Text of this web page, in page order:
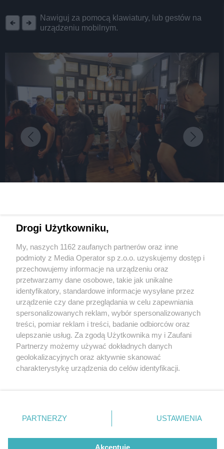
Nawiguj za pomocą klawiatury, lub gestów na
urządzeniu mobilnym.
Śląskich powstała nowa galeria
5 / 8
Industrial GUT "ajza projekt"
Wydawca mediów lokalnych
Nie zapomnij
zapoznać się z:
polityką prywatności regulamin korzystania z portali
Twojemiasto
Piekary Śląskie
Chorzów
Tarnowskie Góry
Gliwice
Skontakuj sięz nami
Kontakt
Wydawca
Redakcja
Drogi Użytkowniku,
My, naszych 1162 zaufanych partnerów oraz inne
podmioty z Media Operator sp z.o.o. uzyskujemy dostęp i
przechowujemy informacje na urządzeniu oraz
przetwarzamy dane osobowe, takie jak unikalne
identyfikatory, standardowe informacje wysyłane przez
urządzenie czy dane przeglądania w celu zapewniania
spersonalizowanych reklam, wybór spersonalizowanych
treści, pomiar reklam i treści, badanie odbiorców oraz
ulepszanie usług. Za zgodą Użytkownika my i Zaufani
Partnerzy możemy używać dokładnych danych
geolokalizacyjnych oraz aktywnie skanować
charakterystykę urządzenia do celów identyfikacji.
zmienić/wycofać klikając przycisk ustawień prywatności
znajdujący się w lewym dolnym rogu strony
rodzaje przetwarzania danych nie wymagają zgody
użytkownika, ale masz prawo sprzeciwić się takiemu
PARTNERZY USTAWIENIA
Akceptuję